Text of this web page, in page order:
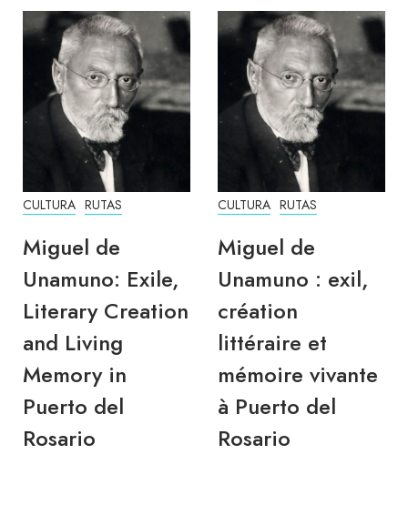
CULTURA RUTAS
Miguel de
Unamuno: Exile,
Literary Creation
and Living
Memory in
Puerto del
Rosario
CULTURA RUTAS
Miguel de
Unamuno : exil,
création
littéraire et
mémoire vivante
à Puerto del
Rosario